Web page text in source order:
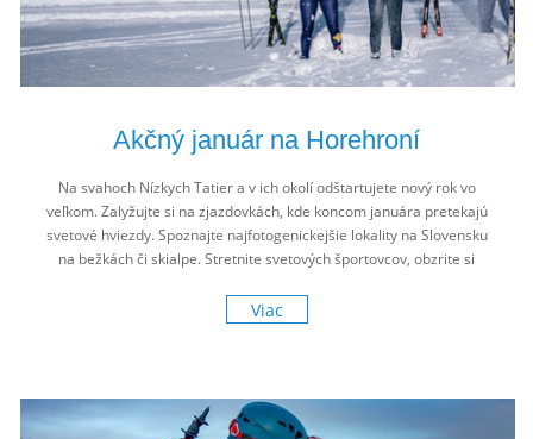
Akčný január na Horehroní
Na svahoch Nízkych Tatier a v ich okolí odštartujete nový rok vo
veľkom. Zalyžujte si na zjazdovkách, kde koncom januára pretekajú
svetové hviezdy. Spoznajte najfotogenickejšie lokality na Slovensku
na bežkách či skialpe. Stretnite svetových športovcov, obzrite si
strednej Európy? Mimochodom, západ slnka z horských chát je v
tomto ročnom období naozaj rozprávkový.
Viac